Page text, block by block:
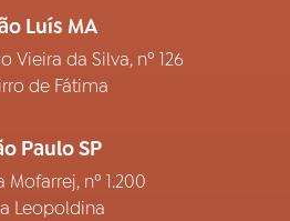
Luís MA
Vieira da Silva, nº 126
de Fátima
Paulo SP
Mofarrej, nº 1.200
Leopoldina